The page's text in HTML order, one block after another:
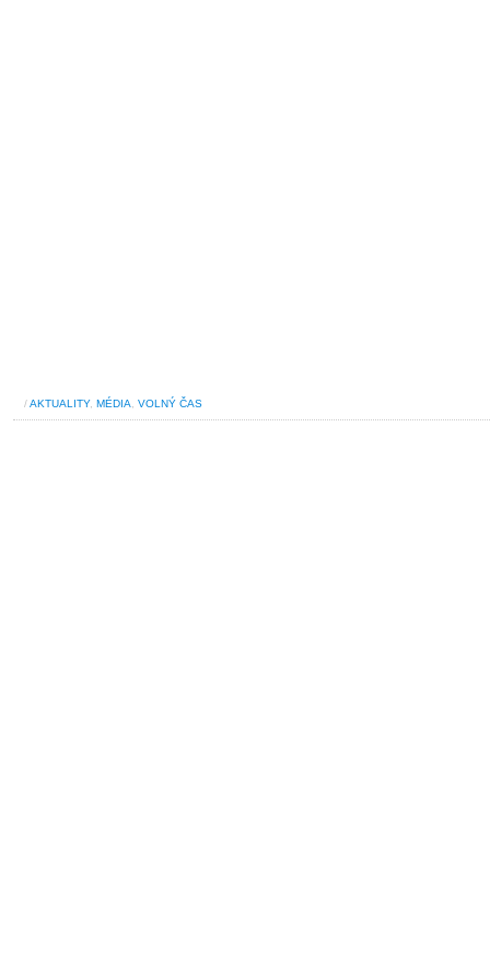
/AKTUALITY, MÉDIA VOLNÝ ČAS